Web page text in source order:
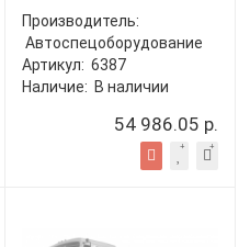
Производитель:
Автоспецоборудование
Артикул: 6387
Наличие: В наличии
54 986.05 р.